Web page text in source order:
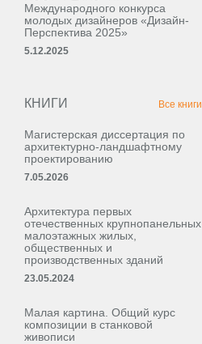
Международного конкурса
молодых дизайнеров «Дизайн-
Перспектива 2025»
5.12.2025
КНИГИ Все книги
Магистерская диссертация по
архитектурно-ландшафтному
проектированию
7.05.2026
Архитектура первых
отечественных крупнопанельных
малоэтажных жилых,
общественных и
производственных зданий
23.05.2024
Малая картина. Общий курс
композиции в станковой
живописи